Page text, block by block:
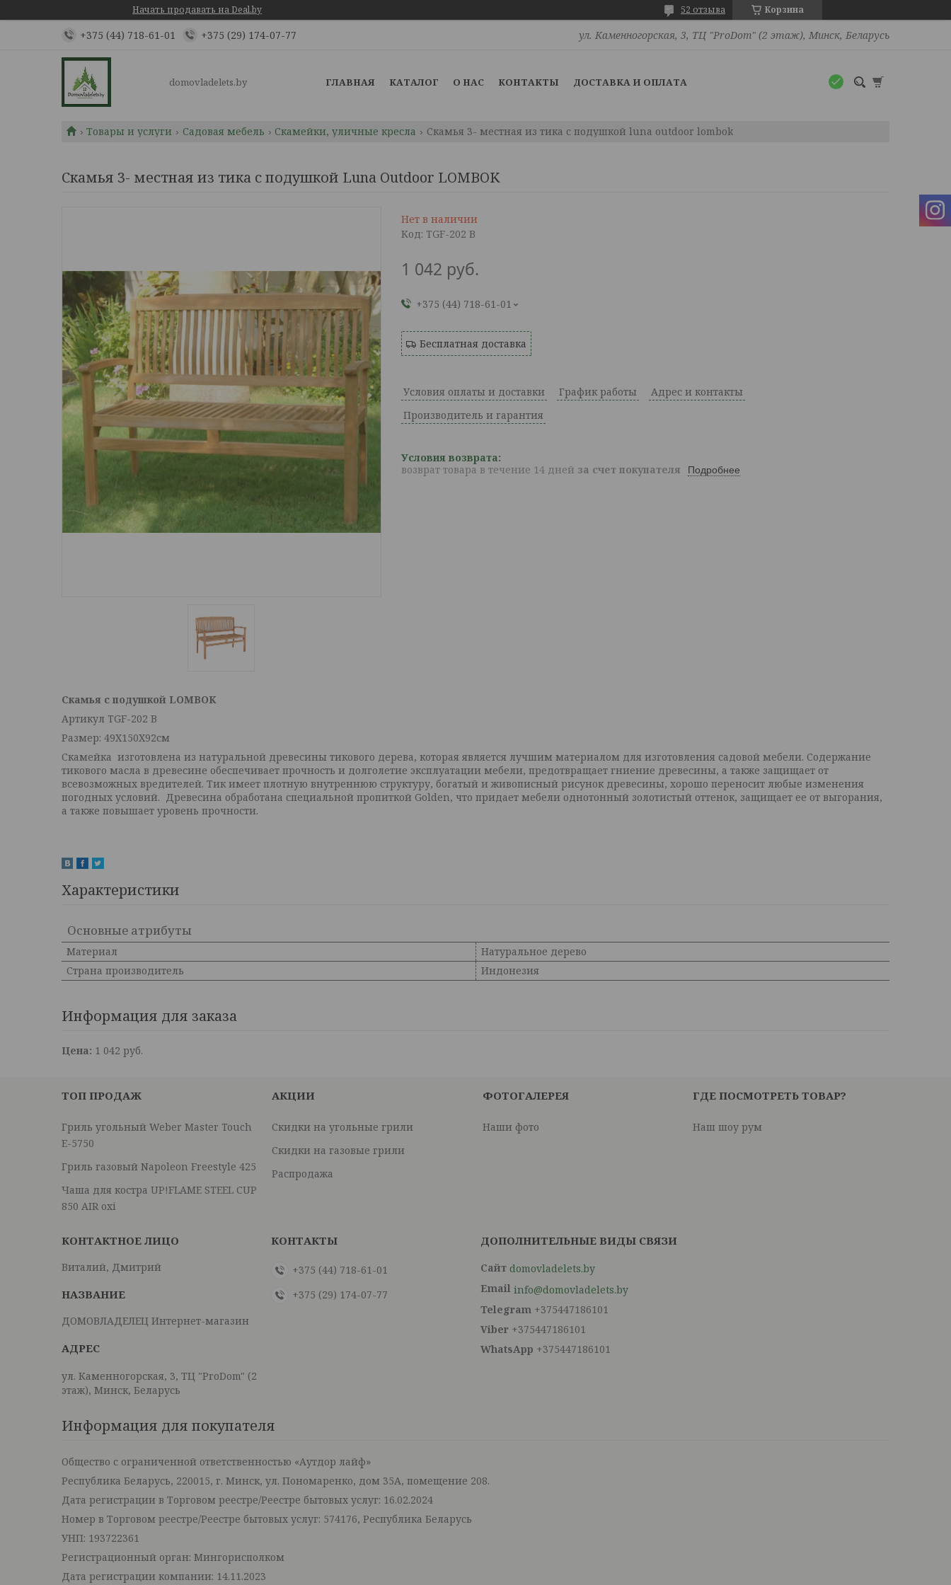
Начать продавать на Deal.by Корзина
52 отзыва
+375 (44) 718-61-01 +375 (29) 174-07-77 ул. Каменногорская, 3, ТЦ "ProDom" (2 этаж), Минск, Беларусь
domovladelets.by ГЛАВНАЯ КАТАЛОГ О НАС КОНТАКТЫ ДОСТАВКА И ОПЛАТА
Товары и услуги Садовая мебель Скамейки, уличные кресла Скамья 3- местная из тика с подушкой luna outdoor lombok
Скамья 3- местная из тика с подушкой Luna Outdoor LOMBOK
Нет в наличии
Код: TGF-202 В
1 042 руб.
+375 (44) 718-61-01
Бесплатная доставка
Условия оплаты и доставки График работы
Адрес и контакты
Производитель и гарантия
возврат товара в течение 14 дней за счет покупателя Подробнее
Скамья с подушкой LOMBOK
Артикул TGF-202 B
Размер: 49X150X92см
Скамейка изготовлена из натуральной древесины тикового дерева, которая является лучшим материалом для изготовления садовой мебели. Содержание
тикового масла в древесине обеспечивает прочность и долголетие эксплуатации мебели, предотвращает гниение древесины, а также защищает от
всевозможных вредителей. Тик имеет плотную внутреннюю структуру, богатый и живописный рисунок древесины, хорошо переносит любые изменения
погодных условий. Древесина обработана специальной пропиткой Golden, что придает мебели однотонный золотистый оттенок, защищает ее от выгорания,
а также повышает уровень прочности.
Характеристики
Основные атрибуты
Материал
Натуральное дерево
Страна производитель
Индонезия
Информация для заказа
Цена: 1 042 руб.
ТОП ПРОДАЖ
Гриль угольный Weber Master Touch
E-5750
Гриль газовый Napoleon Freestyle 425
Чаша для костра UP!FLAME STEEL CUP
850 AIR oxi
АКЦИИ
Скидки на угольные грили
Скидки на газовые грили
Распродажа
ФОТОГАЛЕРЕЯ
Наши фото
ГДЕ ПОСМОТРЕТЬ ТОВАР?
Наш шоу рум
Виталий, Дмитрий
ДОМОВЛАДЕЛЕЦ Интернет-магазин
ул. Каменногорская, 3, ТЦ "ProDom" (2
этаж), Минск, Беларусь
+375 (44) 718-61-01
+375 (29) 174-07-77
domovladelets.by
info@domovladelets.by
+375447186101
+375447186101
+375447186101
Информация для покупателя
Общество с ограниченной ответственностью «Аутдор лайф»
Республика Беларусь, 220015, г. Минск, ул. Пономаренко, дом 35А, помещение 208.
Дата регистрации в Торговом реестре/Реестре бытовых услуг: 16.02.2024
Номер в Торговом реестре/Реестре бытовых услуг: 574176, Республика Беларусь
УНП: 193722361
Регистрационный орган: Мингорисполком
Дата регистрации компании: 14.11.2023